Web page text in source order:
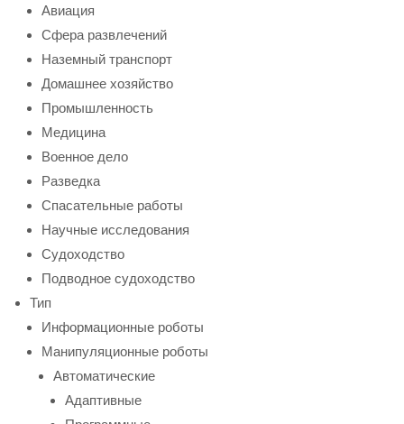
Авиация
Сфера развлечений
Наземный транспорт
Домашнее хозяйство
Промышленность
Медицина
Военное дело
Разведка
Спасательные работы
Научные исследования
Судоходство
Подводное судоходство
Тип
Информационные роботы
Манипуляционные роботы
Автоматические
Адаптивные